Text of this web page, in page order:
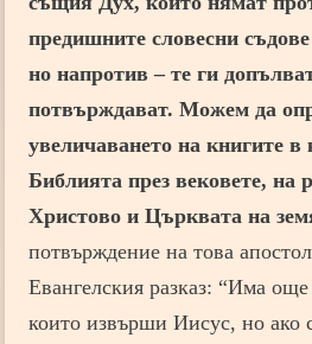
предишните словесни
но напротив – те ги
потвърждават. Можем да
увеличаването на книгите в
Библията през вековете, на
Христово и Църквата на
потвърждение на това
Евангелския разказ: “Има
които извърши Иисус, но ако